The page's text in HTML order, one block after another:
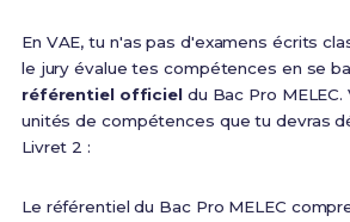
En VAE, tu n'as pas d'examens écrits
le jury évalue tes compétences en se
référentiel officieldu Bac Pro MELEC.
unités de compétences que tu devras
Livret 2 :
Le référentiel du Bac Pro MELEC